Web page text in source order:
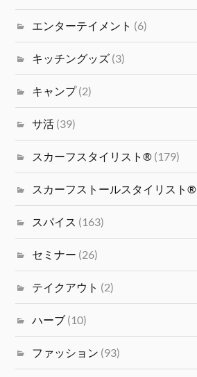
エンターテイメント (6)
キッチングッズ (3)
キャンプ(2)
サ活 (39)
スカーフスタイリスト® (179)
スカーフストールスタイリスト®
スパイス (163)
セミナー (26)
テイクアウト (2)
ハーブ (10)
ファッション (93)